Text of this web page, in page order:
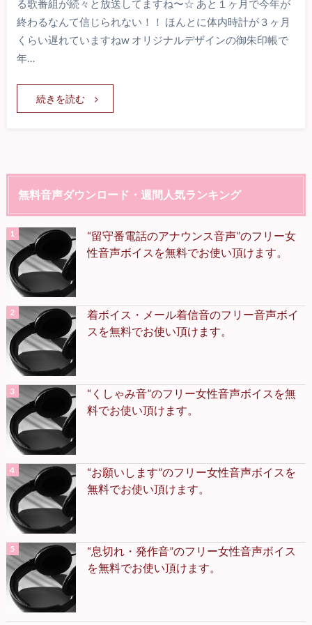
る歌番組が続々と放送してますね〜☆ あと１ヶ月で今年が
終わるなんて信じられない！！ ほんとに体内時計が３ヶ月
くらい遅れていますねw オリジナルデザインの御朱印帳で
年…
続きを読む
無料音声ダウンロード・週間人気ランキング
“留守番電話のアナウンス音声”のフリー女
性音声ボイスを無料でお使い頂けます。
着ボイス・メール着信音のフリー音声ボイ
スを無料でお使い頂けます。
“くしゃみ音”のフリー女性音声ボイスを無
料でお使い頂けます。
“お願いします”のフリー女性音声ボイスを
無料でお使い頂けます。
“息切れ・発作音”のフリー女性音声ボイス
を無料でお使い頂けます。